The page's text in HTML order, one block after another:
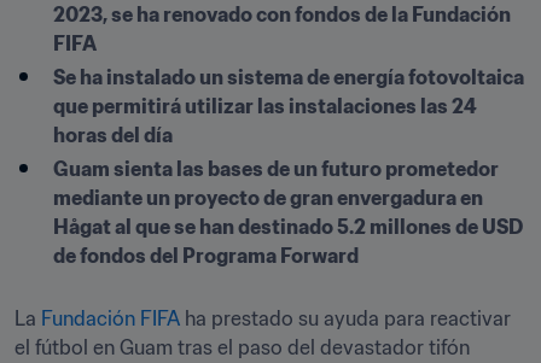
2023, se ha renovado con fondos de la Fundación
FIFA
Se ha instalado un sistema de energía fotovoltaica
que permitirá utilizar las instalaciones las 24
horas del día
Guam sienta las bases de un futuro prometedor
mediante un proyecto de gran envergadura en
Hågat al que se han destinado 5.2 millones de USD
de fondos del Programa Forward
La Fundación FIFA ha prestado su ayuda para reactivar
el fútbol en Guam tras el paso del devastador tifón